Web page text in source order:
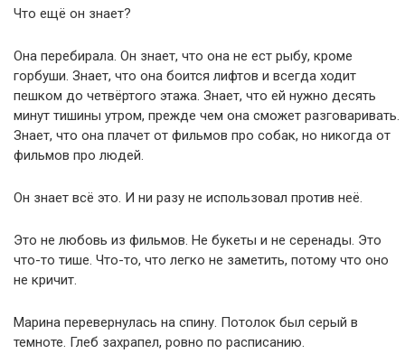
Что ещё он знает?
Она перебирала. Он знает, что она не ест рыбу, кроме
горбуши. Знает, что она боится лифтов и всегда ходит
пешком до четвёртого этажа. Знает, что ей нужно десять
минут тишины утром, прежде чем она сможет разговаривать.
Знает, что она плачет от фильмов про собак, но никогда от
фильмов про людей.
Он знает всё это. И ни разу не использовал против неё.
Это не любовь из фильмов. Не букеты и не серенады. Это
что-то тише. Что-то, что легко не заметить, потому что оно
не кричит.
Марина перевернулась на спину. Потолок был серый в
темноте. Глеб захрапел, ровно по расписанию.